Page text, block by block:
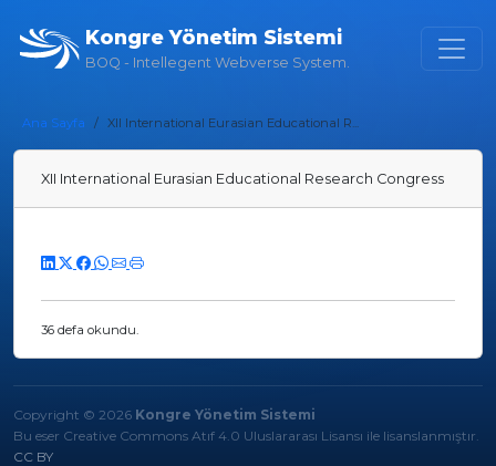
Kongre Yönetim Sistemi
BOQ - Intellegent Webverse System.
Ana Sayfa XII International Eurasian Educational R...
XII International Eurasian Educational Research Congress
36 defa okundu.
Copyright © 2026 Kongre Yönetim Sistemi
Bu eser Creative Commons Atıf 4.0 Uluslararası Lisansı ile lisanslanmıştır.
CC BY